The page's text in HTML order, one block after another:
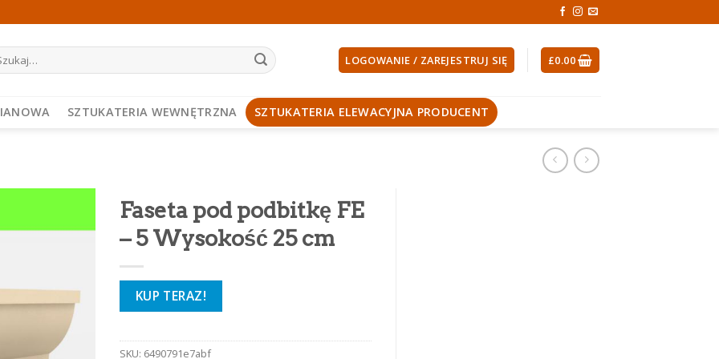
LOGOWANIE / ZAREJESTRUJ SIĘ £0.00
SZTUKATERIA WEWNĘTRZNA SZTUKATERIA ELEWACYJNA PRODUCENT
Faseta pod podbitkę FE
– 5 Wysokość 25 cm
KUP TERAZ!
SKU: 6490791e7abf